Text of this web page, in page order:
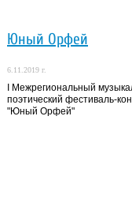
Юный Орфей
6.11.2019 г.
I Межрегиональный
поэтический фестиваль-
"Юный Орфей"